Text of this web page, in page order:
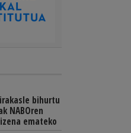
bihurtu
NABOren
emateko